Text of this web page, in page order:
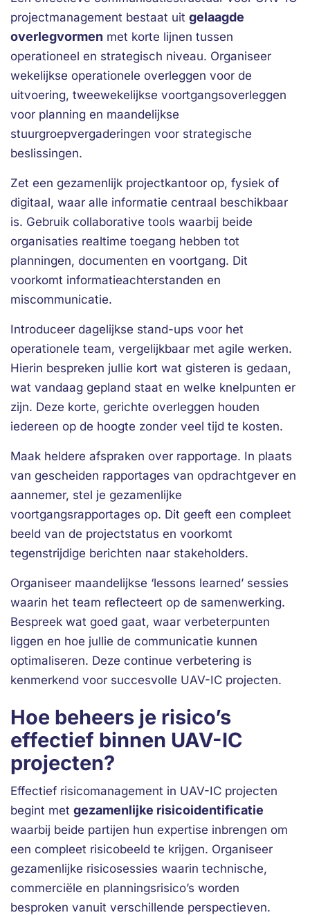
projectmanagement bestaat uit gelaagde
overlegvormen met korte lijnen tussen
operationeel en strategisch niveau. Organiseer
wekelijkse operationele overleggen voor de
uitvoering, tweewekelijkse voortgangsoverleggen
voor planning en maandelijkse
stuurgroepvergaderingen voor strategische
beslissingen.
Zet een gezamenlijk projectkantoor op, fysiek of
digitaal, waar alle informatie centraal beschikbaar
is. Gebruik collaborative tools waarbij beide
organisaties realtime toegang hebben tot
planningen, documenten en voortgang. Dit
voorkomt informatieachterstanden en
miscommunicatie.
Introduceer dagelijkse stand-ups voor het
operationele team, vergelijkbaar met agile werken.
Hierin bespreken jullie kort wat gisteren is gedaan,
wat vandaag gepland staat en welke knelpunten er
zijn. Deze korte, gerichte overleggen houden
iedereen op de hoogte zonder veel tijd te kosten.
Maak heldere afspraken over rapportage. In plaats
van gescheiden rapportages van opdrachtgever en
aannemer, stel je gezamenlijke
voortgangsrapportages op. Dit geeft een compleet
beeld van de projectstatus en voorkomt
tegenstrijdige berichten naar stakeholders.
Organiseer maandelijkse ‘lessons learned’ sessies
waarin het team reflecteert op de samenwerking.
Bespreek wat goed gaat, waar verbeterpunten
liggen en hoe jullie de communicatie kunnen
optimaliseren. Deze continue verbetering is
kenmerkend voor succesvolle UAV-IC projecten.
Hoe beheers je risico’s
effectief binnen UAV-IC
projecten?
Effectief risicomanagement in UAV-IC projecten
begint met gezamenlijke risicoidentificatie
waarbij beide partijen hun expertise inbrengen om
een compleet risicobeeld te krijgen. Organiseer
gezamenlijke risicosessies waarin technische,
commerciële en planningsrisico’s worden
besproken vanuit verschillende perspectieven.